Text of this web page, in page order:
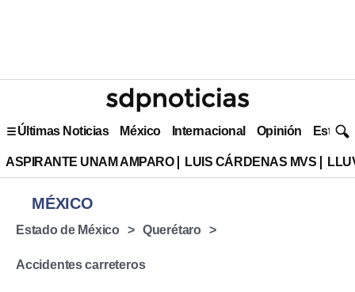
Últimas Noticias México Internacional Opinión Estilo
ASPIRANTE UNAM AMPARO LUIS CÁRDENAS MVS
MÉXICO
Estado de México Querétaro
Accidentes carreteros